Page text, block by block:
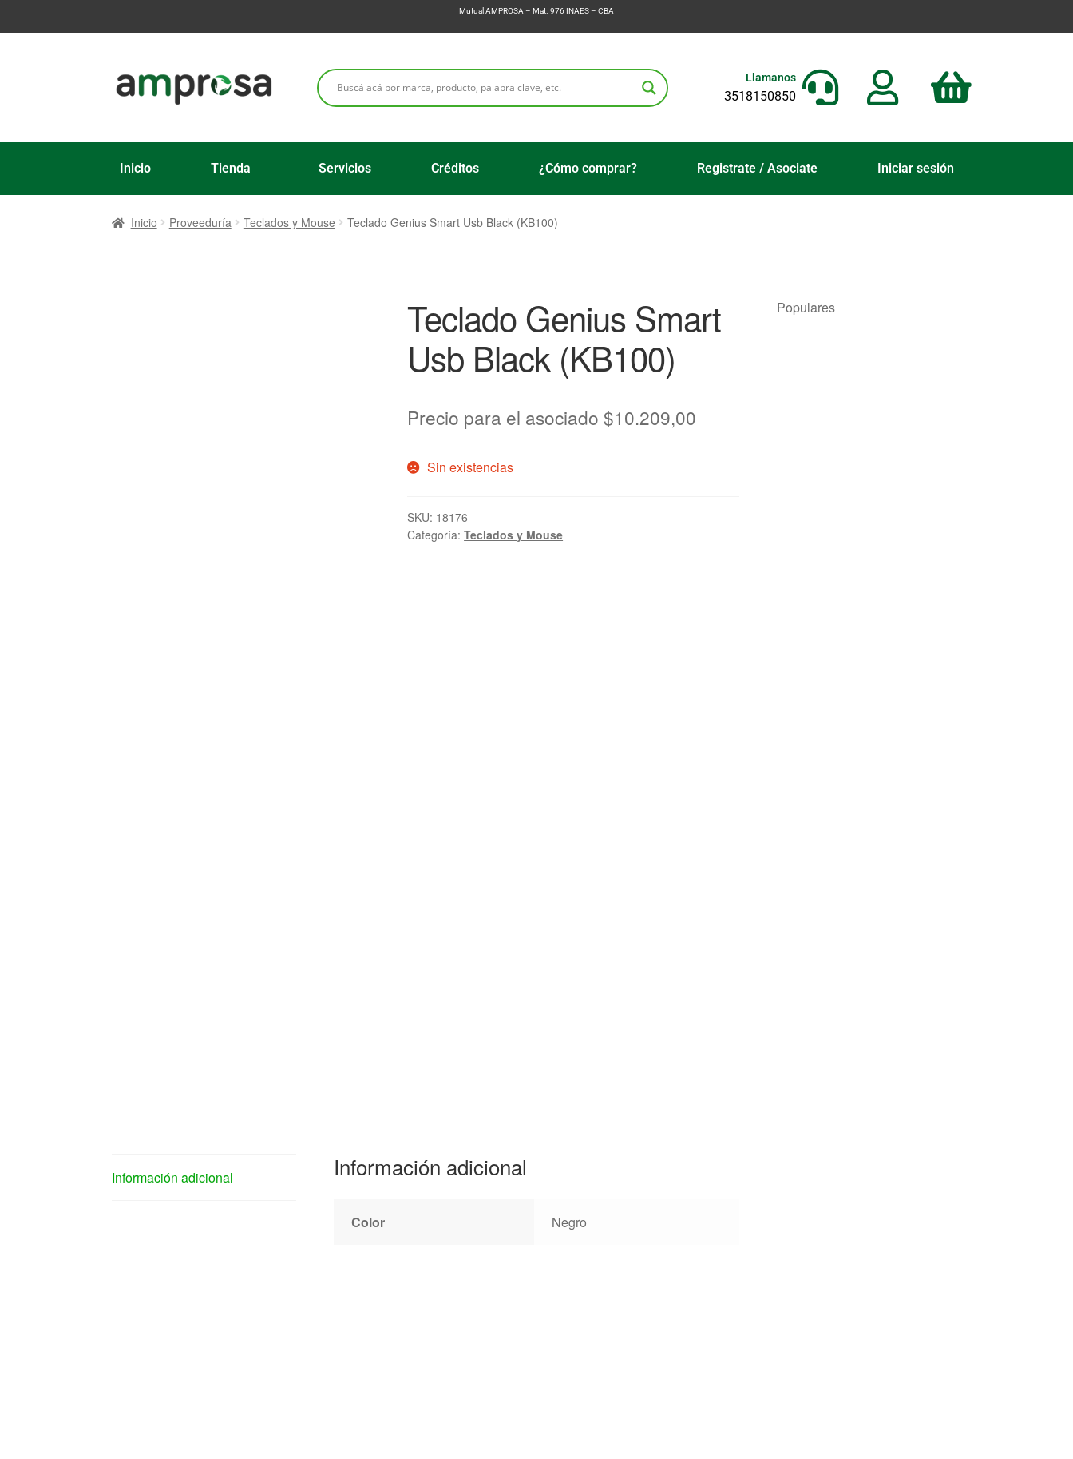
Mutual AMPROSA – Mat. 976 INAES – CBA
Llamanos
3518150850
Inicio Tienda Servicios Créditos ¿Cómo comprar? Registrate / Asociate Iniciar sesión
Inicio Proveeduría Teclados y Mouse Teclado Genius Smart Usb Black (KB100)
Teclado Genius Smart
Usb Black (KB100)
Precio para el asociado$10.209,00
Sin existencias
SKU: 18176
Categoría:Teclados y Mouse
Información adicional Información adicional
Color Negro
Populares